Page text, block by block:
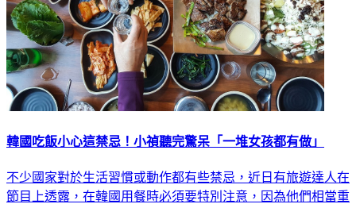
韓國吃飯小心這禁忌！小禎聽完驚呆「一堆女孩都有做」
不少國家對於生活習慣或動作都有些禁忌，近日有旅遊達人在
節目上透露，在韓國用餐時必須要特別注意，因為他們相當重